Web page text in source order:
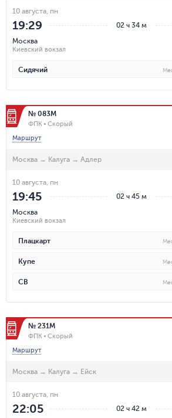
02 ч 34 м
10 августа, пн
19:29
Москва
Киевский вокзал
Сидячий
№ 083М
ФПК
Скорый
Маршрут
Москва → Калуга → Адлер
02 ч 45 м
10 августа, пн
19:45
Москва
Киевский вокзал
Плацкарт
Купе
СВ
№ 231М
ФПК
Скорый
Маршрут
Москва → Калуга → Ейск
02 ч 42 м
10 августа, пн
22:05